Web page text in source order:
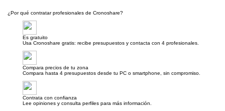
¿Por qué contratar profesionales de Cronoshare?
Es gratuito
Usa Cronoshare gratis: recibe presupuestos y contacta con 4 profesionales.
Compara precios de tu zona
Compara hasta 4 presupuestos desde tu PC o smartphone, sin compromiso.
Contrata con confianza
Lee opiniones y consulta perfiles para más información.